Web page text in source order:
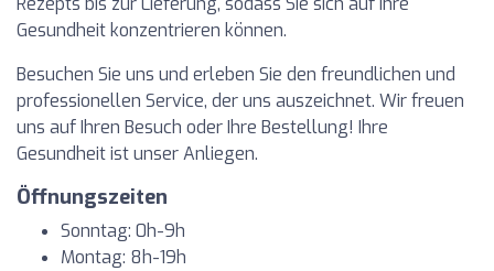
Gesundheit konzentrieren können.
Besuchen Sie uns und erleben Sie den freundlichen und
professionellen Service, der uns auszeichnet. Wir freuen
uns auf Ihren Besuch oder Ihre Bestellung! Ihre
Gesundheit ist unser Anliegen.
Öffnungszeiten
Sonntag: 0h-9h
Montag: 8h-19h